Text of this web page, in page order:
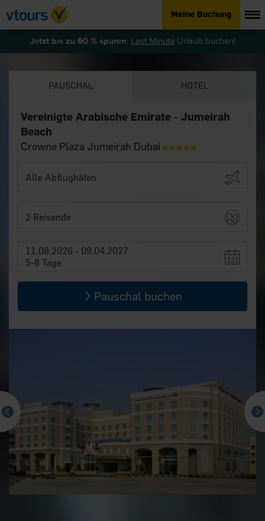
Meine Buchung
Jetzt bis zu 60 % sparen: Last MinuteUrlaub buchen!
PAUSCHAL HOTEL
Vereinigte Arabische Emirate - Jumeirah
Beach
Crowne Plaza Jumeirah Dubai
2 Reisende
11.08.2026 - 09.04.2027
5-8 Tage
Pauschal buchen